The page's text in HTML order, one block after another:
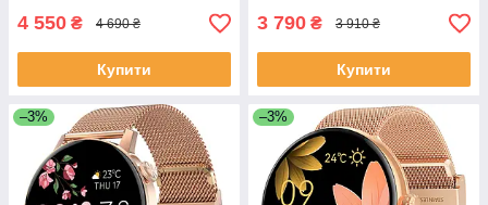
4 550 ₴ 4 690 ₴
Купити
3 790 ₴ 3 910 ₴
Купити
–3% –3%